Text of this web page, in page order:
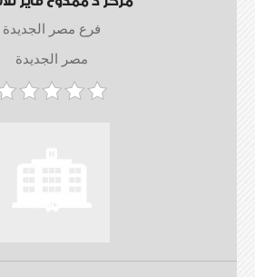
فرع مصر الجديدة
مصر الجديدة